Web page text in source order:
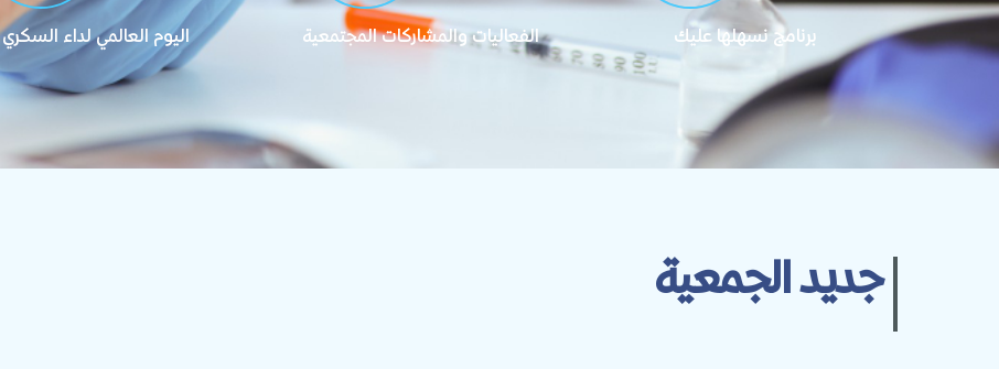
برنامج نسهلها عليك الفعاليات والمشاركات المجتمعية اليوم العالمي لداء السكري
جديد الجمعية